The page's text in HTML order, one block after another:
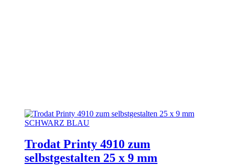
Trodat Printy 4910 zum
selbstgestalten 25 x 9 mm